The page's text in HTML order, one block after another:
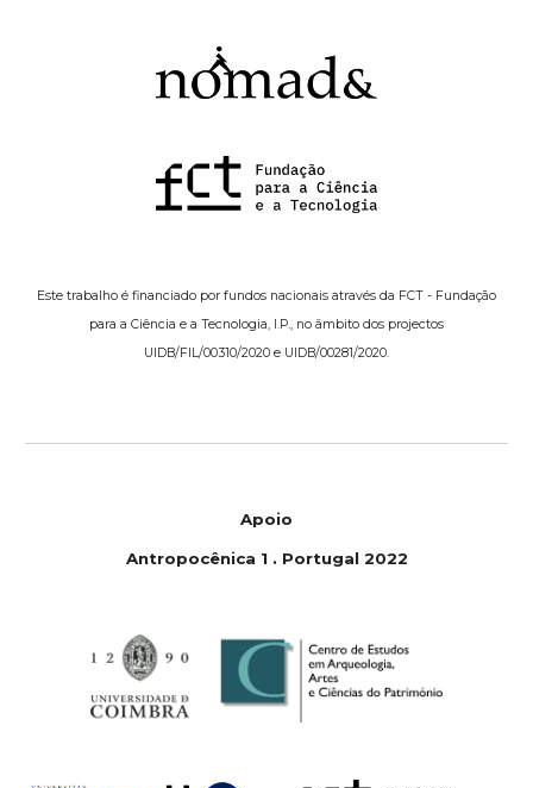
Este trabalho é financiado por fundos nacionais através da FCT - Fundação
para a Ciência e a Tecnologia, I.P., no âmbito dos projectos
UIDB/FIL/00310/2020 e UIDB/00281/2020.
Apoio
Antropocênica 1. Portugal 2022